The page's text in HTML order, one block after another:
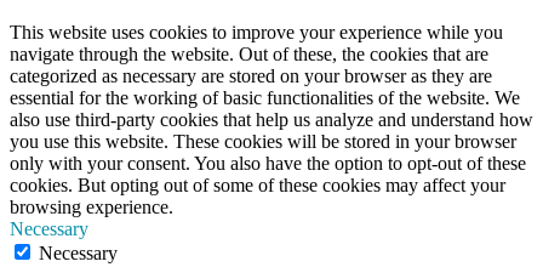
This website uses cookies to improve your experience while you
navigate through the website. Out of these, the cookies that are
categorized as necessary are stored on your browser as they are
essential for the working of basic functionalities of the website. We
also use third-party cookies that help us analyze and understand how
you use this website. These cookies will be stored in your browser
only with your consent. You also have the option to opt-out of these
cookies. But opting out of some of these cookies may affect your
browsing experience.
Necessary
Necessary